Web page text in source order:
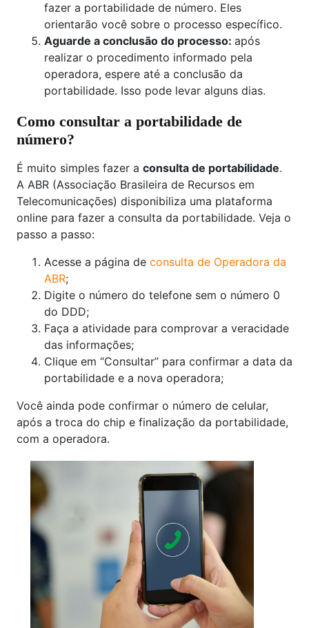
fazer a portabilidade de número. Eles
orientarão você sobre o processo específico.
Aguarde a conclusão do processo: após
realizar o procedimento informado pela
operadora, espere até a conclusão da
portabilidade. Isso pode levar alguns dias.
Como consultar a portabilidade de
número?
É muito simples fazer a consulta de portabilidade.
A ABR (Associação Brasileira de Recursos em
Telecomunicações) disponibiliza uma plataforma
online para fazer a consulta da portabilidade. Veja o
passo a passo:
Acesse a página de consulta de Operadora da
ABR;
Digite o número do telefone sem o número 0
do DDD;
Faça a atividade para comprovar a veracidade
das informações;
Clique em “Consultar” para confirmar a data da
portabilidade e a nova operadora;
Você ainda pode confirmar o número de celular,
após a troca do chip e finalização da portabilidade,
com a operadora.